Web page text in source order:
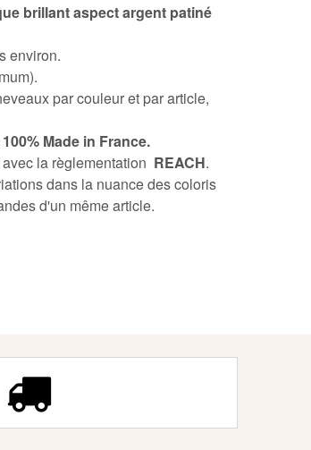
brillant aspect argent patiné
environ.
par couleur et par article,
100% Made in France.
la règlementation REACH.
dans la nuance des coloris
d'un même article.